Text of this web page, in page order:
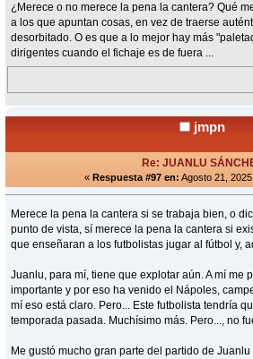
¿Merece o no merece la pena la cantera? Qué
a los que apuntan cosas, en vez de traerse
desorbitado. O es que a lo mejor hay más
dirigentes cuando el fichaje es de fuera ...
jmpn
Re: JUANLU
« Respuesta #97 en: Agosto 21,
Merece la pena la cantera si se trabaja bien, o
punto de vista, sí merece la pena la cantera si
que enseñaran a los futbolistas jugar al fútbol y,
Juanlu, para mí, tiene que explotar aún. A mí me
importante y por eso ha venido el Nápoles,
mí eso está claro. Pero... Este futbolista tendría
temporada pasada. Muchísimo más. Pero..., no
Me gustó mucho gran parte del partido de Juanlu